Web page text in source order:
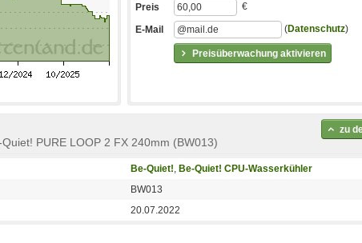
Preisüberwachung aktivieren
Preis €
E-Mail (Datenschutz)
PURE LOOP 2 FX 240mm (BW013)
zu
Be-Quiet!, Be-Quiet! CPU-Wasserkühler
BW013
20.07.2022